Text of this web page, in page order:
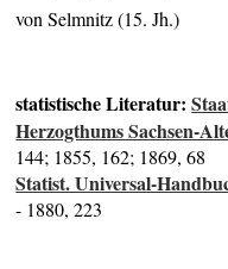
von Selmnitz (15. Jh.)
statistische Literatur:
Herzogthums Sachsen-
144; 1855, 162; 1869, 68
Statist. Universal-
- 1880, 223